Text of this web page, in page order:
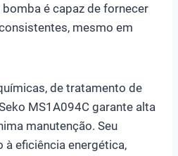
é capaz de fornecer
mesmo em
de tratamento de
MS1A094C garante alta
manutenção. Seu
eficiência energética,